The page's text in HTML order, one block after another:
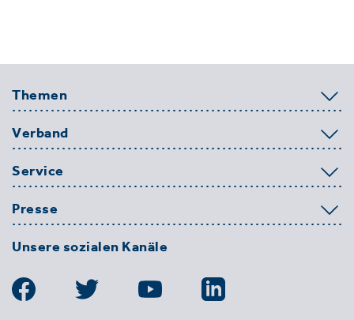
Themen
Verband
Service
Presse
Unsere sozialen Kanäle